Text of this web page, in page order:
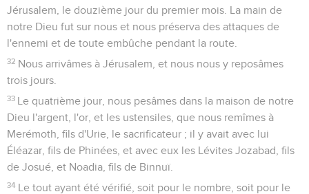
Jérusalem, le douzième jour du premier mois. La main de
notre Dieu fut sur nous et nous préserva des attaques de
l'ennemi et de toute embûche pendant la route.
32 Nous arrivâmes à Jérusalem, et nous nous y reposâmes
trois jours.
33 Le quatrième jour, nous pesâmes dans la maison de notre
Dieu l'argent, l'or, et les ustensiles, que nous remîmes à
Merémoth, fils d'Urie, le sacrificateur ; il y avait avec lui
Éléazar, fils de Phinées, et avec eux les Lévites Jozabad, fils
de Josué, et Noadia, fils de Binnuï.
34 Le tout ayant été vérifié, soit pour le nombre, soit pour le